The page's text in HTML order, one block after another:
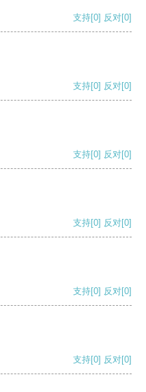
支持[0] 反对[0]
支持[0] 反对[0]
支持[0] 反对[0]
支持[0] 反对[0]
支持[0] 反对[0]
支持[0] 反对[0]